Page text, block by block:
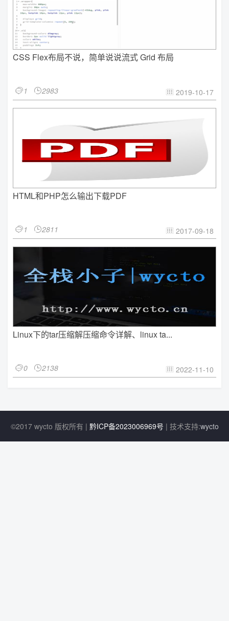
CSS Flex布局不说，简单说说流式 Grid 布局
1 2983  2019-10-17
HTML和PHP怎么输出下载PDF
1 2811  2017-09-18
Linux下的tar压缩解压缩命令详解、linux ta...
0 2138  2022-11-10
©2017 wycto 版权所有 | 黔ICP备2023006969号 | 技术支持:wycto